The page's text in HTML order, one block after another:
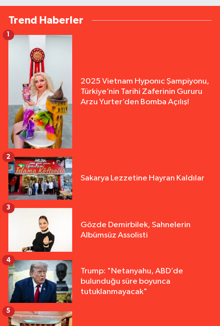
Trend Haberler
2025 Vietnam Hyponıc Şampiyonu,
Türkiye’nin Tarihi Zaferinin Gururu
Arzu Yurter’den Bomba Açılış!
1
Sakarya Lezzetine Hayran Kaldılar
2
Gözde Demirbilek, Sahnelerin
Albümsüz Assolisti
3
Trump: "Netanyahu, ABD’de
bulunduğu süre boyunca
tutuklanmayacak"
4
5